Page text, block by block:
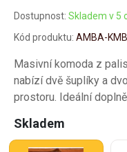
Dostupnost: Skladem v 5
Kód produktu: AMBA-KMB
Masivní komoda z
nabízí dvě šuplíky a
prostoru. Ideální
Skladem